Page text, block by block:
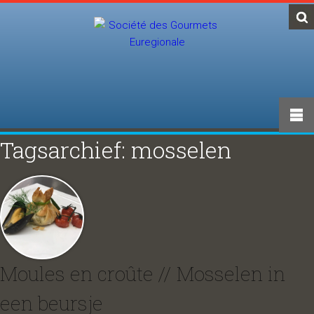
Tagsarchief: mosselen
Moules en croûte // Mosselen in
een beursje